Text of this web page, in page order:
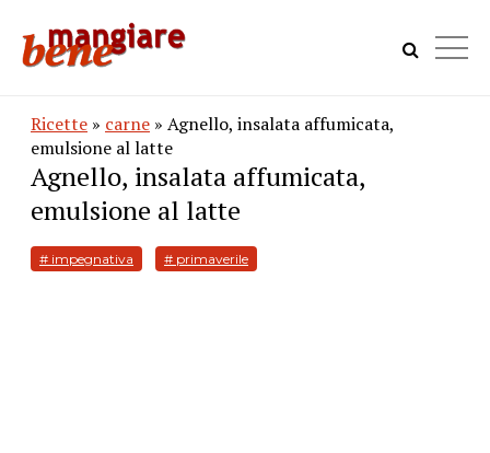
Ricette » carne » Agnello, insalata affumicata,
emulsione al latte
Agnello, insalata affumicata,
emulsione al latte
# impegnativa # primaverile